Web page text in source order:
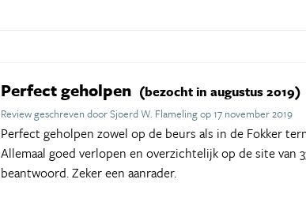
Perfect geholpen (bezocht in augustus 2019)
Review geschreven door Sjoerd W. Flameling op 17 november 2019
Perfect geholpen zowel op de beurs als in de Fokker
Allemaal goed verlopen en overzichtelijk op de site van
beantwoord. Zeker een aanrader.